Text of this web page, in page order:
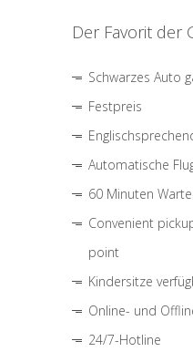
Der Favorit der
Schwarzes Auto
Festpreis
Automatische
60 Minuten
Convenient
point
Kindersitze
Online- und
24/7-Hotline